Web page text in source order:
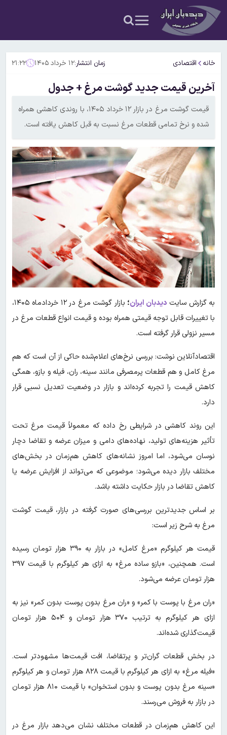
خانه اقتصادی زمان انتشار:۱۲ خرداد ۱۴۰۵ ۲۱:۲۲
آخرین قیمت جدید گوشت مرغ + جدول
قیمت گوشت مرغ در بازار ۱۲ خرداد ۱۴۰۵، با روندی کاهشی همراه
شده و نرخ تمامی قطعات مرغ نسبت به قبل کاهش یافته است.
به گزارش سایت دیدبان ایران؛
بازار گوشت مرغ در ۱۲ خردادماه ۱۴۰۵،
با تغییرات قابل توجه قیمتی همراه بوده و قیمت انواع قطعات مرغ در
مسیر نزولی قرار گرفته است.
اقتصادآنلاین نوشت: بررسی نرخ‌های اعلام‌شده حاکی از آن است که هم
مرغ کامل و هم قطعات پرمصرفی مانند سینه، ران، فیله و بازو، همگی
کاهش قیمت را تجربه کرده‌اند و بازار در وضعیت تعدیل نسبی قرار
دارد.
این روند کاهشی در شرایطی رخ داده که معمولاً قیمت مرغ تحت
تأثیر هزینه‌های تولید، نهاده‌های دامی و میزان عرضه و تقاضا دچار
نوسان می‌شود، اما امروز نشانه‌های کاهش هم‌زمان در بخش‌های
مختلف بازار دیده می‌شود؛ موضوعی که می‌تواند از افزایش عرضه یا
کاهش تقاضا در بازار حکایت داشته باشد.
بر اساس جدیدترین بررسی‌های صورت گرفته در بازار، قیمت گوشت
مرغ به شرح زیر است:
قیمت هر کیلوگرم «مرغ کامل» در بازار به ۳۹۰ هزار تومان رسیده
است. همچنین، «بازو ساده مرغ» به ازای هر کیلوگرم با قیمت ۳۹۷
هزار تومان عرضه می‌شود.
«ران مرغ با پوست با کمر» و «ران مرغ بدون پوست بدون کمر» نیز به
ازای هر کیلوگرم به ترتیب ۳۷۰ هزار تومان و ۵۰۴ هزار تومان
قیمت‌گذاری شده‌اند.
در بخش قطعات گران‌تر و پرتقاضا، افت قیمت‌ها مشهودتر است.
«فیله مرغ» به ازای هر کیلوگرم با قیمت ۸۲۸ هزار تومان و هر کیلوگرم
«سینه مرغ بدون پوست و بدون استخوان» با قیمت ۸۱۰ هزار تومان
در بازار به فروش می‌رسند.
این کاهش هم‌زمان در قطعات مختلف نشان می‌دهد بازار مرغ در